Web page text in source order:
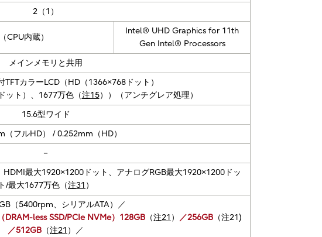
2（1）
内蔵）
Intel® UHD Graphics for 11th
Gen Intel® Processors
メインメモリと共用
TFTカラーLCD（HD（1366×768ドット）
ット）、1677万色（注15））（アンチグレア処理）
15.6型ワイド
（フルHD） / 0.252mm（HD）
－
最大1920×1200ドット、アナログRGB最大1920×1200ドッ
ト/最大1677万色（注31 ）
（5400rpm、シリアルATA）／
DRAM-less SSD/PCIe NVMe）128GB （注21 ） ／256GB （注21)
／512GB （注21 ）／